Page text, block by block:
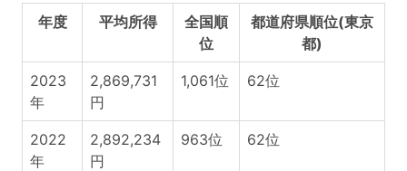
年度 平均所得
全国順
位
都道府県順位(東京
都)
2023
年
2,869,731
円
1,061位 62位
2022
年
2,892,234
円
963位 62位